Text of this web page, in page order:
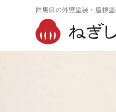
群馬県の外壁塗装・屋根